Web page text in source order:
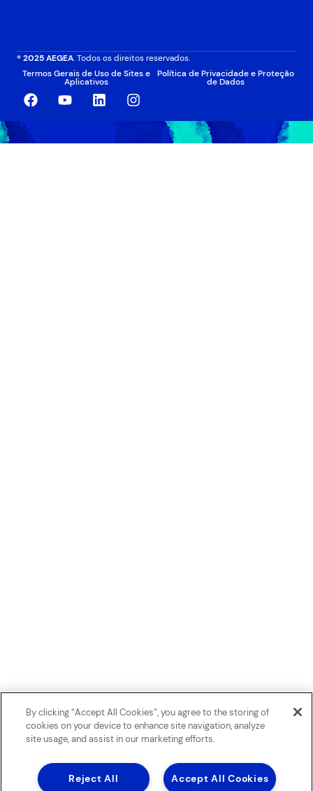
® 2025 AEGEA. Todos os direitos reservados.
Termos Gerais de Uso de Sites e
Aplicativos
Política de Privacidade e Proteção
de Dados
By clicking “Accept All Cookies”, you agree to the storing of
cookies on your device to enhance site navigation, analyze
site usage, and assist in our marketing efforts.
Accept All Cookies
Reject All